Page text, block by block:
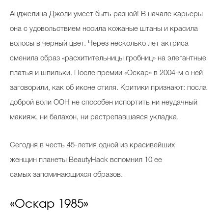
Вопрос эксперту
Папа может
Выбор визажистов
Выбор косметолога
Полиция красоты
Хит недели от визажиста
Анджелина Джоли умеет быть разной! В начале карьеры
она с удовольствием носила кожаные штаны и красила
волосы в черный цвет. Через несколько лет актриса
сменила образ «расхитительницы гробниц» на элегантные
платья и шпильки. После премии «Оскар» в 2004-м о ней
заговорили, как об иконе стиля. Критики признают: посла
доброй воли ООН не способен испортить ни неудачный
макияж, ни балахон, ни растрепавшаяся укладка.
Сегодня в честь 45-летия одной из красивейших
женщин планеты BeautyHack вспомнил 10 ее
самых запоминающихся образов.
«Оскар 1985»